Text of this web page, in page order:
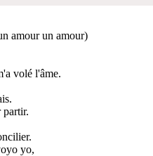
amour un amour)
volé l'âme.
partir.
yo,